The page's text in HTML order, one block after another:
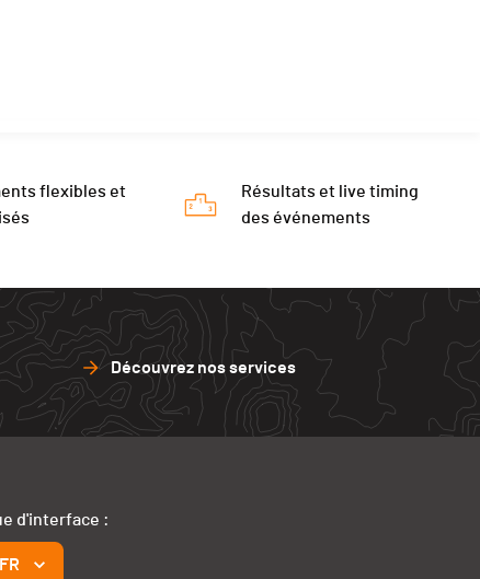
flexibles et
Résultats et live timing
des événements
Découvrez nos services
d'interface :
FR